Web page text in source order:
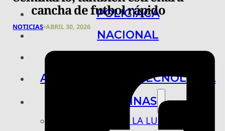
POLICIACA
NACIONAL
ARTE, CIENCIA Y TECNOLOGÍA
COLUMNAS
BAJO LA LUPA
cancha de futbol rápido
NOTICIAS•ABRIL 30, 2026